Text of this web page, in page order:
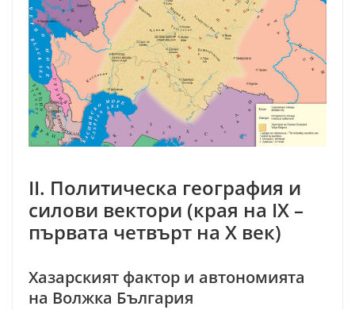
II. Политическа география и
силови вектори (края на IX –
първата четвърт на X век)
Хазарският фактор и автономията
на Волжка България